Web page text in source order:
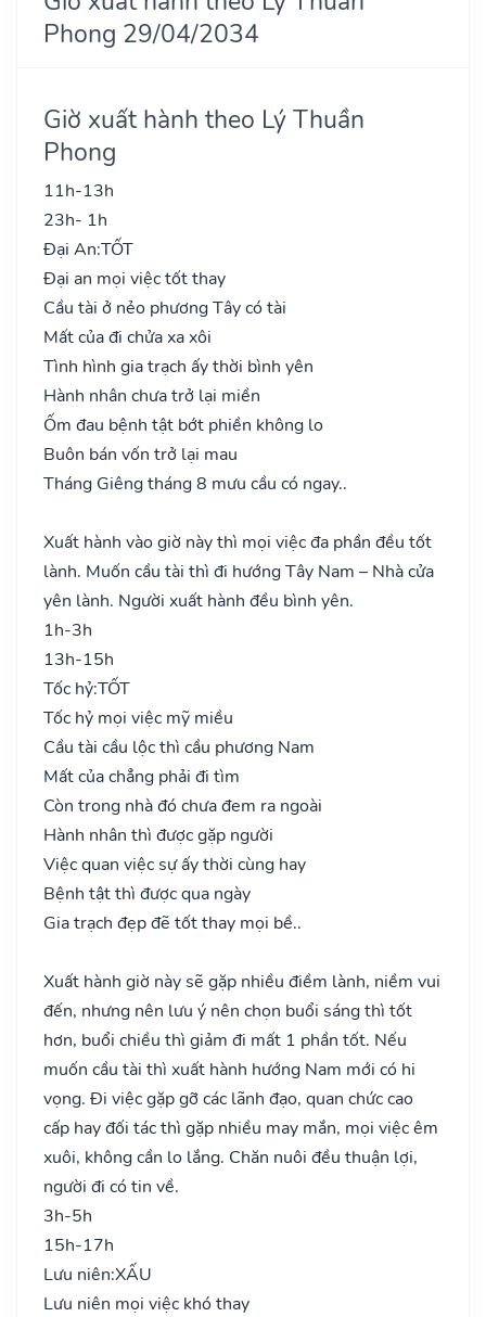
Phong 29/04/2034
Giờ xuất hành theo Lý Thuần
Phong
11h-13h
23h- 1h
Đại An:TỐT
Đại an mọi việc tốt thay
Cầu tài ở nẻo phương Tây có tài
Mất của đi chửa xa xôi
Tình hình gia trạch ấy thời bình yên
Hành nhân chưa trở lại miền
Ốm đau bệnh tật bớt phiền không lo
Buôn bán vốn trở lại mau
Tháng Giêng tháng 8 mưu cầu có ngay..
Xuất hành vào giờ này thì mọi việc đa phần đều tốt
lành. Muốn cầu tài thì đi hướng Tây Nam – Nhà cửa
yên lành. Người xuất hành đều bình yên.
1h-3h
13h-15h
Tốc hỷ:TỐT
Tốc hỷ mọi việc mỹ miều
Cầu tài cầu lộc thì cầu phương Nam
Mất của chẳng phải đi tìm
Còn trong nhà đó chưa đem ra ngoài
Hành nhân thì được gặp người
Việc quan việc sự ấy thời cùng hay
Bệnh tật thì được qua ngày
Gia trạch đẹp đẽ tốt thay mọi bề..
Xuất hành giờ này sẽ gặp nhiều điềm lành, niềm vui
đến, nhưng nên lưu ý nên chọn buổi sáng thì tốt
hơn, buổi chiều thì giảm đi mất 1 phần tốt. Nếu
muốn cầu tài thì xuất hành hướng Nam mới có hi
vọng. Đi việc gặp gỡ các lãnh đạo, quan chức cao
cấp hay đối tác thì gặp nhiều may mắn, mọi việc êm
xuôi, không cần lo lắng. Chăn nuôi đều thuận lợi,
người đi có tin về.
3h-5h
15h-17h
Lưu niên:XẤU
Lưu niên mọi việc khó thay